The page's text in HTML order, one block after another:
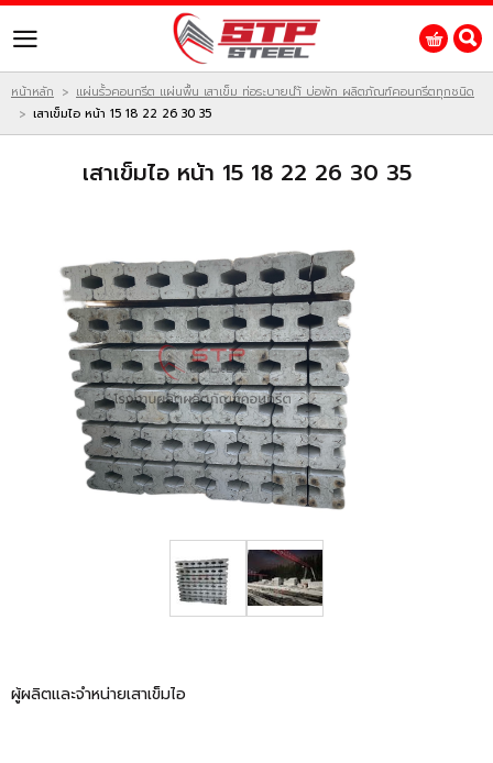
ไทย | English
Login Register
สินค้าที่สนใจ
สินค้า
โปรโมชั่น
ติดต่อเรา
ผลงานของเรา
หน้าหลัก > แผ่นรั้วคอนกรีต แผ่นพื้น เสาเข็ม ท่อระบายนำ้ บ่อพัก ผลิตภัณฑ์คอนกรีตทุกชนิด
> เสาเข็มไอ หน้า 15 18 22 26 30 35
เสาเข็มไอ หน้า 15 18 22 26 30 35
ผู้ผลิตและจำหน่ายเสาเข็มไอ